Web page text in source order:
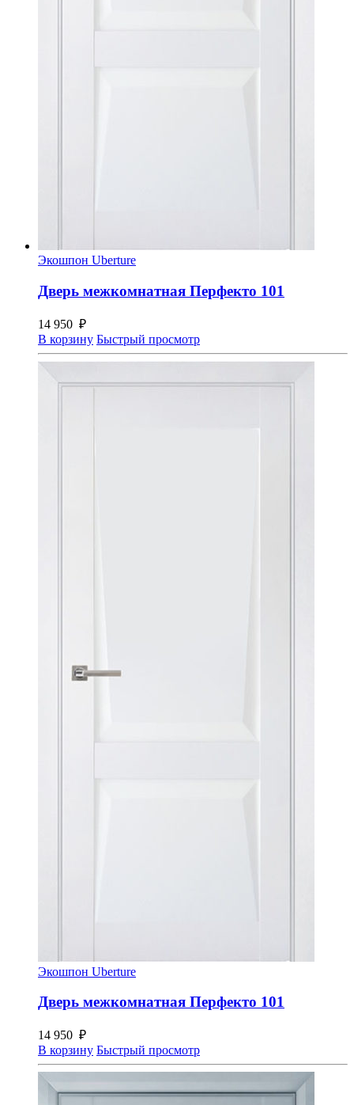
Экошпон Uberture
Дверь межкомнатная Перфекто 101
14 950 ₽
В корзину Быстрый просмотр
Экошпон Uberture
Дверь межкомнатная Перфекто 101
14 950 ₽
В корзину Быстрый просмотр